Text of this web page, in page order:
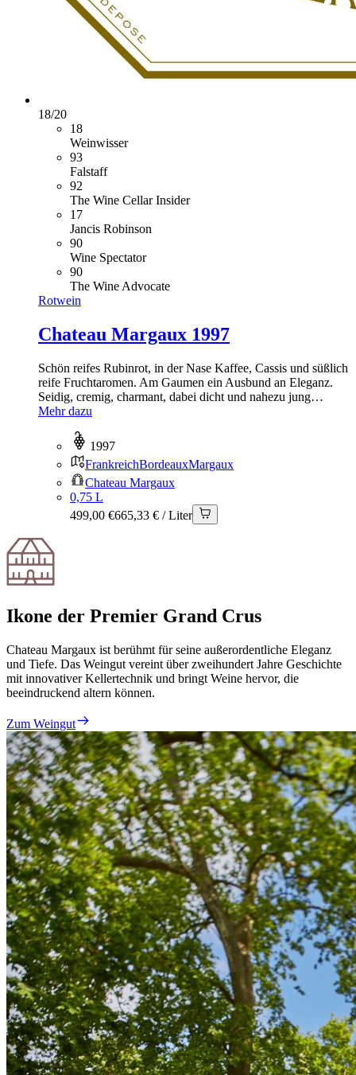
18/20
18
Weinwisser
93
Falstaff
92
The Wine Cellar Insider
17
Jancis Robinson
90
Wine Spectator
90
The Wine Advocate
Rotwein
Chateau Margaux 1997
Schön reifes Rubinrot, in der Nase Kaffee, Cassis und süßlich
reife Fruchtaromen. Am Gaumen ein Ausbund an Eleganz.
Seidig, cremig, charmant, dabei dicht und nahezu jung…
Mehr dazu
1997
FrankreichBordeauxMargaux
Chateau Margaux
0,75 L
499,00 €665,33 € / Liter
Ikone der Premier Grand Crus
Chateau Margaux ist berühmt für seine außerordentliche Eleganz
und Tiefe. Das Weingut vereint über zweihundert Jahre Geschichte
mit innovativer Kellertechnik und bringt Weine hervor, die
beeindruckend altern können.
Zum Weingut